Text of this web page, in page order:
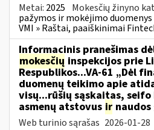
Metai: 2025 Mokesčių žinyno
pažymos ir mokėjimo
VMI » Raštai, paaiškinimai
Informacinis pranešimas
mokesčių inspekcijos prie
Respublikos...VA-61 „Dėl
duomenų teikimo apie
visų...rūšių sąskaitas, seifo
asmenų atstovus ir
Web turinio sąrašas 2026-01-28